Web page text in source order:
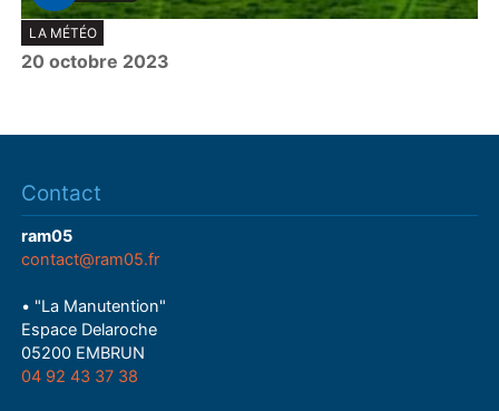
P
l
a
LA MÉTÉO
20 octobre 2023
Contact
ram05
contact@ram05.fr
• "La Manutention"
Espace Delaroche
05200 EMBRUN
04 92 43 37 38